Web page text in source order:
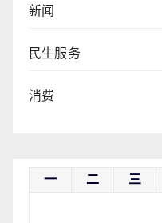
新闻
民生服务
消费
一 二 三